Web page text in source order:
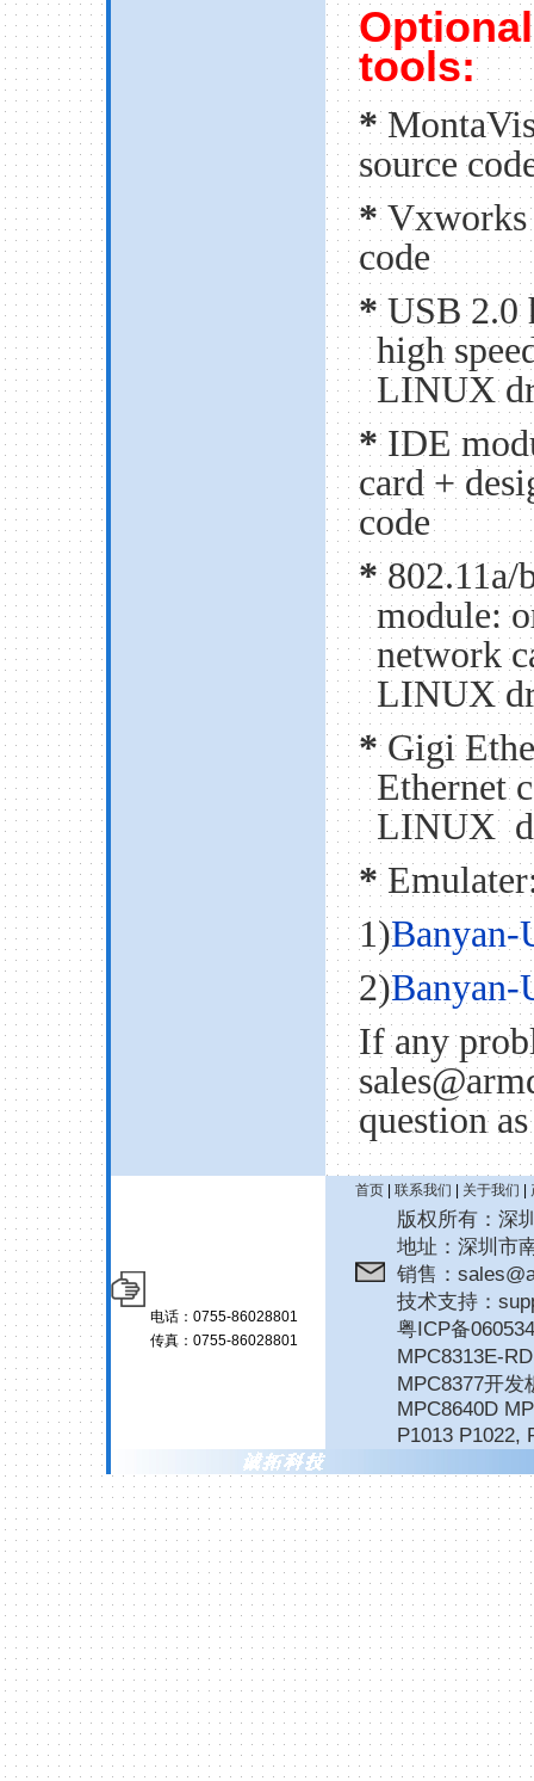
tools:
*
source
*Vxworks
code
*USB 2.0
high
LINUX
*IDE
card +
code
*802.11a/
module:
network
LINUX
*Gigi
Ethernet
LINUX
*
1)
2)
If any
question
电话：0755-86028801
传真：0755-86028801
首页| 联系我们 关于我们
版权所有：深
地址：深圳市
销售：
技术支持：
粤ICP备
MPC8313E-
MPC8377开发
MPC8640D
P1013 P1022,